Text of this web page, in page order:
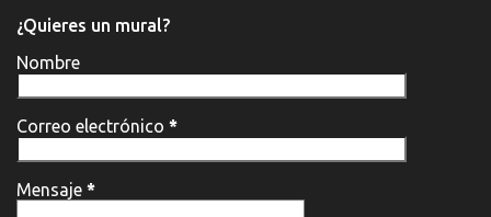
¿Quieres un mural?
Nombre
Correo electrónico *
Mensaje *